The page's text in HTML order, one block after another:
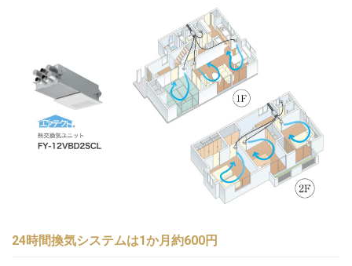
24時間換気システムは1か月約600円